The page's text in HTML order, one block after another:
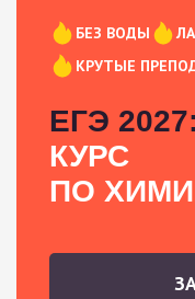
БЕЗ ВОДЫ
КРУТЫЕ
ЕГЭ 2027:
КУРС
ПО